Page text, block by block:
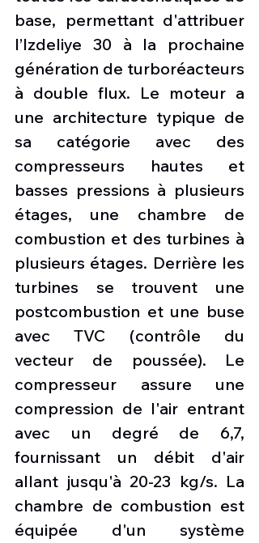
base, permettant d'attribuer
l’Izdeliye 30 à la prochaine
génération de turboréacteurs
à double flux. Le moteur a
une architecture typique de
sa catégorie avec des
compresseurs hautes et
basses pressions à plusieurs
étages, une chambre de
combustion et des turbines à
plusieurs étages. Derrière les
turbines se trouvent une
postcombustion et une buse
avec TVC (contrôle du
vecteur de poussée). Le
compresseur assure une
compression de l'air entrant
avec un degré de 6,7,
fournissant un débit d'air
allant jusqu'à 20-23 kg/s. La
chambre de combustion est
équipée d'un système